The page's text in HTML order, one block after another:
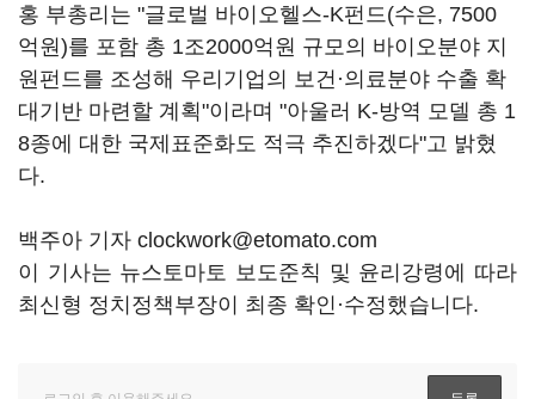
홍 부총리는 "글로벌 바이오헬스-K펀드(수은, 7500
억원)를 포함 총 1조2000억원 규모의 바이오분야 지
원펀드를 조성해 우리기업의 보건·의료분야 수출 확
대기반 마련할 계획"이라며 "아울러 K-방역 모델 총 1
8종에 대한 국제표준화도 적극 추진하겠다"고 밝혔
다.
백주아 기자 clockwork@etomato.com
이 기사는 뉴스토마토 보도준칙 및 윤리강령에 따라
최신형 정치정책부장이 최종 확인·수정했습니다.